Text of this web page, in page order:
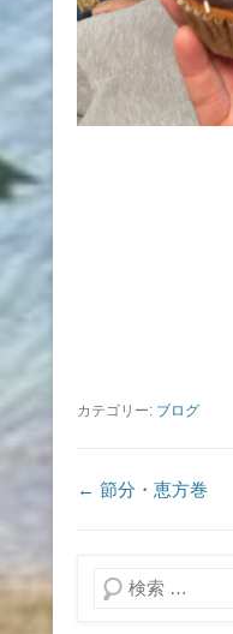
カテゴリー: ブログ
投稿ナビゲーション
← 節分・恵方巻
検索